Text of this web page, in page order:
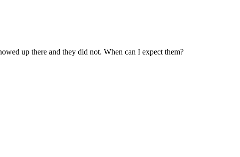
up there and they did not. When can I expect them?